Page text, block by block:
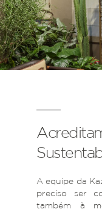
A equipe da
preciso ser
também à